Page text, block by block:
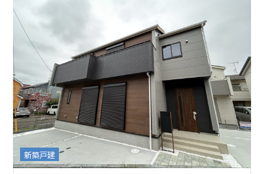
新築戸建